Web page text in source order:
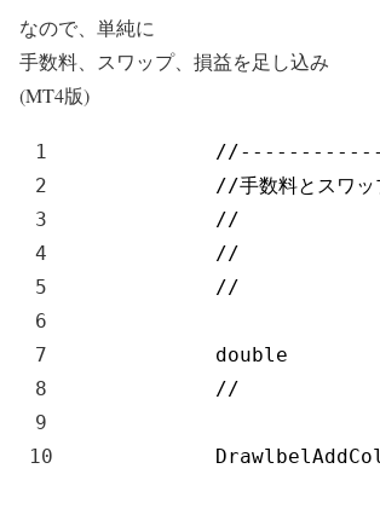
なので、単純に
手数料、スワップ、損益を足し込み
(MT4版)
1
2
3
4
5
6
7
8
9
10
//手数料とスワッ
//
//
//
double
//